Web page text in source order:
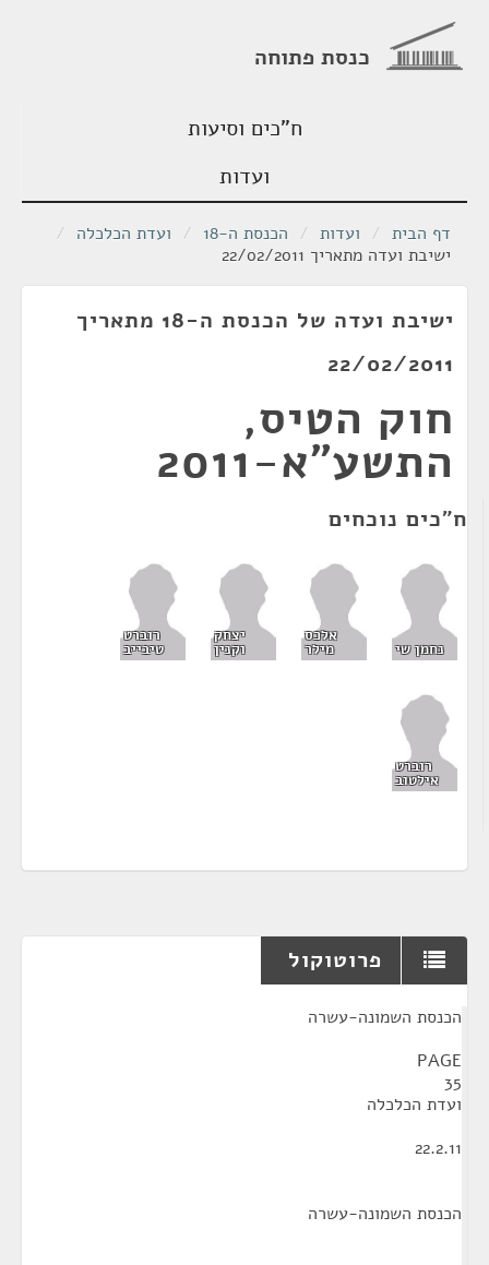
כנסת פתוחה
ח"כים וסיעות
ועדות
דף הבית / ועדות / הכנסת ה-18 / ועדת הכלכלה /
ישיבת ועדה מתאריך 22/02/2011
ישיבת ועדה של הכנסת ה-18 מתאריך
22/02/2011
חוק הטיס,
התשע"א-2011
ח"כים נוכחים
נחמן שי
אלכס
מילר
יצחק
וקנין
רוברט
טיבייב
רוברט
אילטוב
פרוטוקול
הכנסת השמונה-עשרה
PAGE
35
ועדת הכלכלה
22.2.11
הכנסת השמונה-עשרה